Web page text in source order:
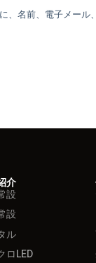
、名前、電子メー
介
設
設
ル
ロLED